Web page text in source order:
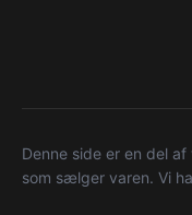
Denne side er en del
som sælger varen. Vi